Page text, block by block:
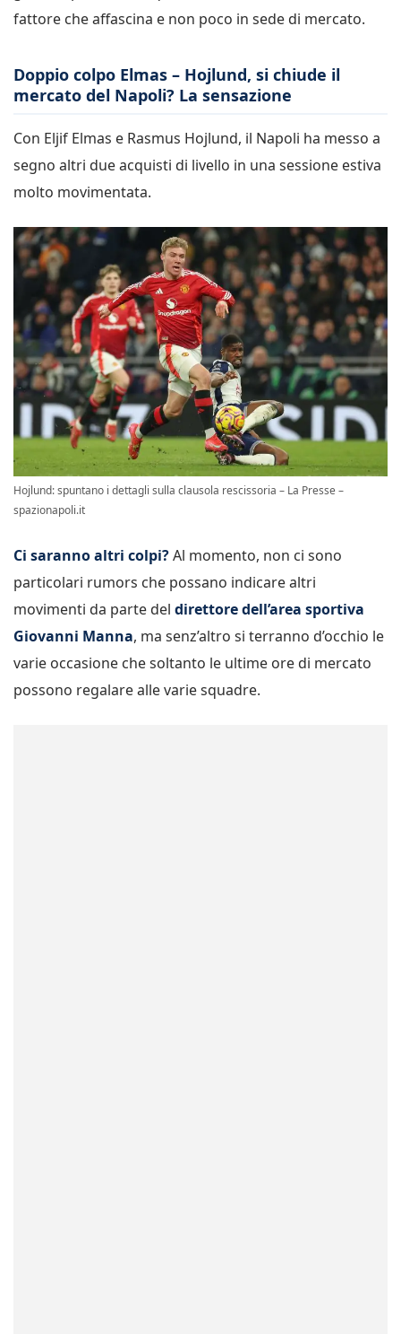
fattore che affascina e non poco in sede di mercato.
Doppio colpo Elmas – Hojlund, si chiude il
mercato del Napoli? La sensazione
Con Eljif Elmas e Rasmus Hojlund, il Napoli ha messo a
segno altri due acquisti di livello in una sessione estiva
molto movimentata.
Hojlund: spuntano i dettagli sulla clausola rescissoria – La Presse –
spazionapoli.it
Ci saranno altri colpi?Al momento, non ci sono
particolari rumors che possano indicare altri
movimenti da parte del direttore dell’area sportiva
Giovanni Manna, ma senz’altro si terranno d’occhio le
varie occasione che soltanto le ultime ore di mercato
possono regalare alle varie squadre.